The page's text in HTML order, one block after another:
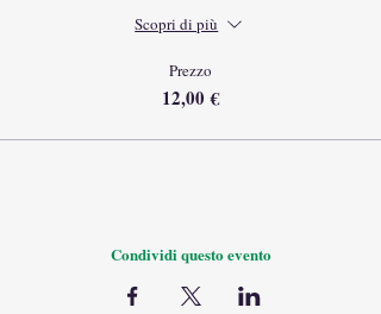
Scopri di più
Prezzo
12,00 €
Condividi questo evento